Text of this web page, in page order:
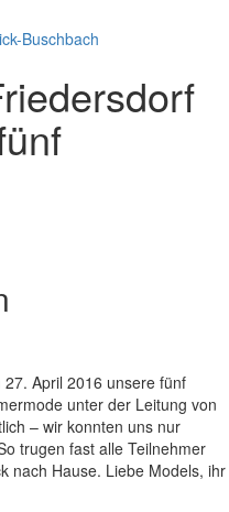
Buschbach
April 2016 unsere fünf
unter der Leitung von
– wir konnten uns nur
trugen fast alle Teilnehmer
nach Hause. Liebe Models, ihr